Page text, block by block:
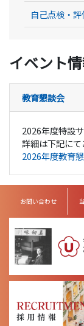
自己点検・
イベント
教育懇談会
2026年度特設
詳細は下記にて
2026年度教育
お問い合わせ